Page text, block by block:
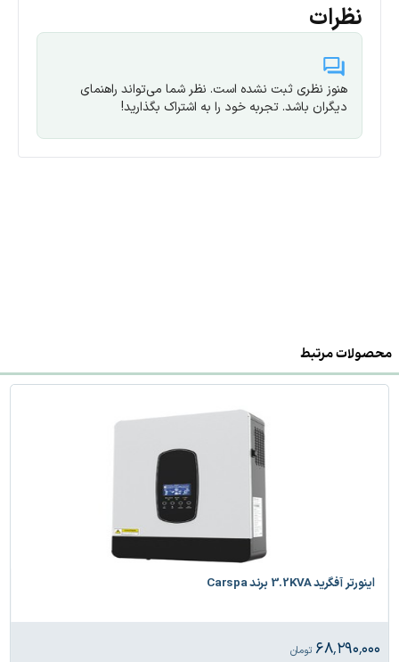
نظرات
هنوز نظری ثبت نشده است. نظر شما می‌تواند راهنمای
دیگران باشد. تجربه خود را به اشتراک بگذارید!
محصولات مرتبط
اینورتر آفگرید 3.2KVA برند Carspa
۶۸٬۲۹۰٬۰۰۰ تومان